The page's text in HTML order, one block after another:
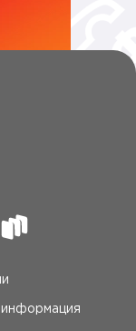
информация